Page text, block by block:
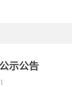
示公告